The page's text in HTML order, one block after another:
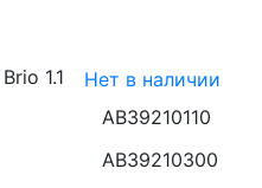
1.1
Нет в наличии
AB39210110
AB39210300